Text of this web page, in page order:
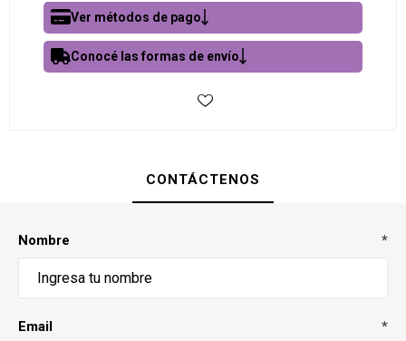
Ver métodos de pago
Conocé las formas de envío
CONTÁCTENOS
Nombre *
Email *